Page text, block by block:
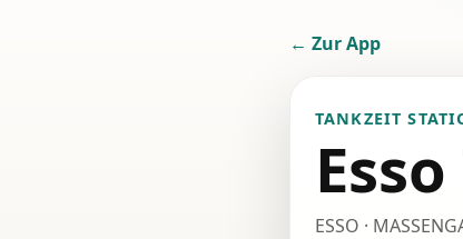
← Zur App
TANKZEIT
ESSO ·